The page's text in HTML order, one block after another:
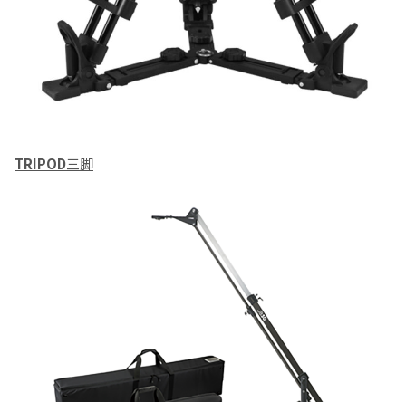
TRIPOD三脚